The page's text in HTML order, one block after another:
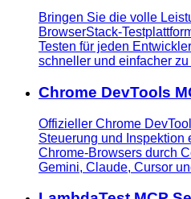
Bringen Sie die volle
BrowserStack-
Testen für jeden
schneller und einfacher zu
Chrome DevTools
Offizieller Chrome
Steuerung und Inspektion
Chrome-Browsers durch
Gemini, Claude, Cursor